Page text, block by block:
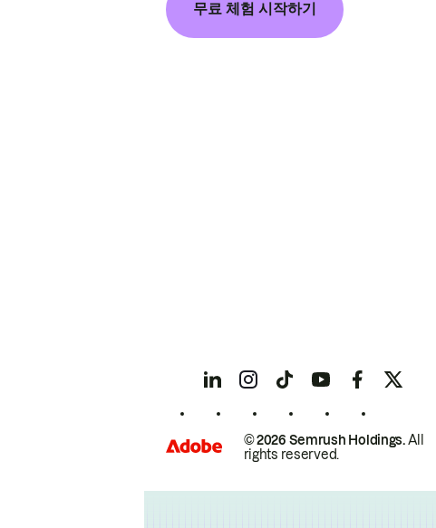
무료 체험 시작하기
© 2026 Semrush Holdings.All
rights reserved.